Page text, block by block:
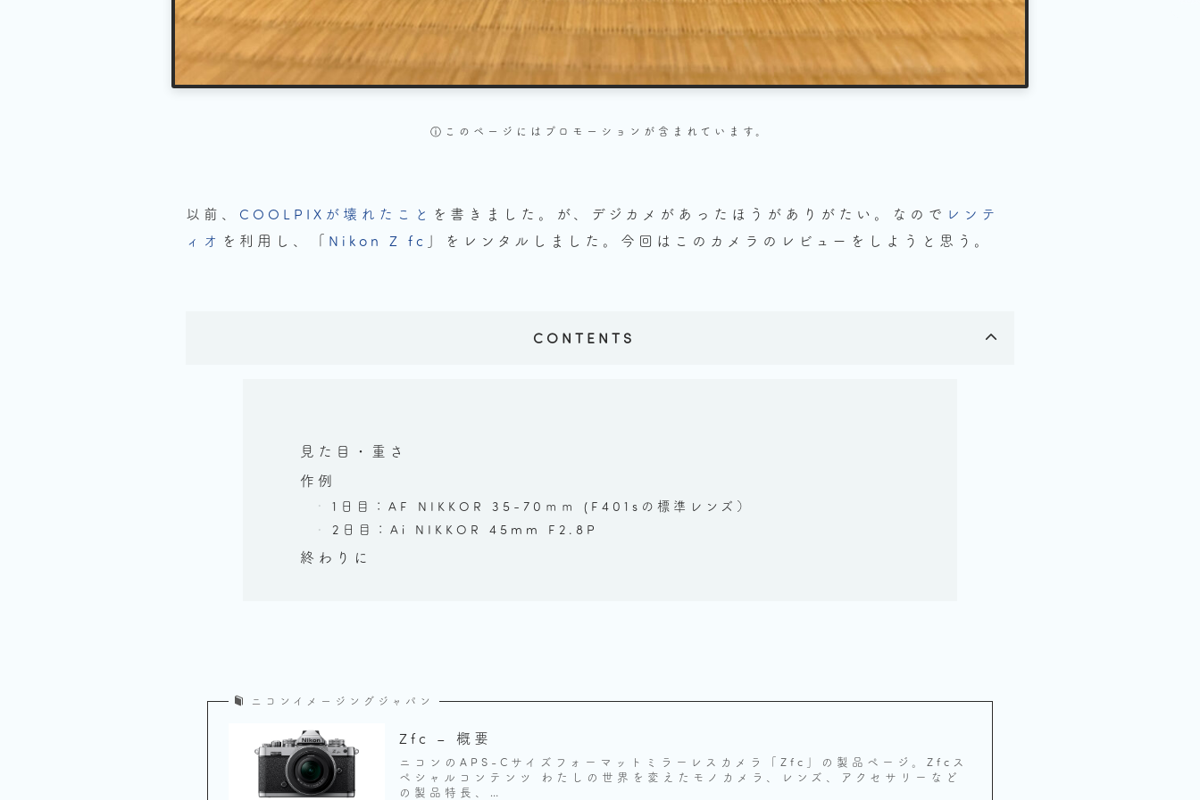
ⓘこのページにはプロモーションが 含まれています。
以前、 COOLPIXが壊れたこと を書きました。が、デジカメがあったほうがありがたい。なので レンテ
ィオ を利用し、「 Nikon Z fc 」をレンタルしました。今回はこのカメラのレビューをしようと思う。
CONTENTS
見た目・重さ
作例
1日目：AF NIKKOR 35-70ｍｍ (F401sの標準レンズ）
2日目：Ai NIKKOR 45mm F2.8P
終わりに
ニコンイメージングジャパン
Zfc – 概要
ニコンのAPS-Cサイズフォーマットミラーレスカメラ「Zfc」の製品ページ。Zfcス
ペシャルコンテンツ わたしの世界を変えたモノカメラ、レンズ、アクセサリーなど
の製品特長、…